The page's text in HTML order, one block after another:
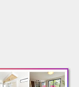
合は、信用情報機
者。
の教育を定期的に行
管理措置を実施いた